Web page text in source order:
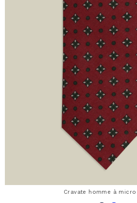
Cravate homme à